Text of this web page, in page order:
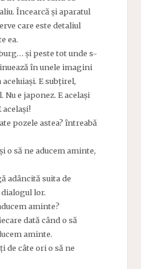
Încearcă și aparatul
care este detaliul
ea.
și peste tot unde s-
în unele imagini
E subțirel,
e japonez. E același
același!
pozele astea? întreabă
o să ne aducem aminte,
adâncită suita de
lor.
aminte?
dată când o să
aminte.
de câte ori o să ne